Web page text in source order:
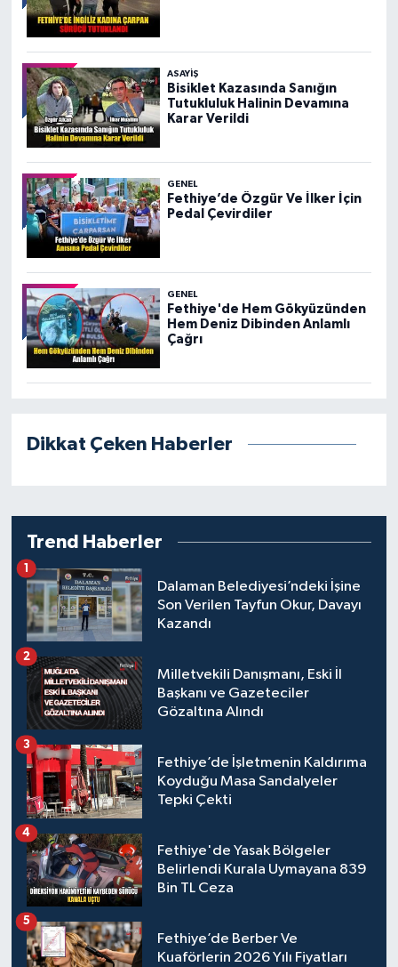
ASAYIŞ
Bisiklet Kazasında Sanığın
Tutukluluk Halinin Devamına
Karar Verildi
GENEL
Fethiye’de Özgür Ve İlker İçin
Pedal Çevirdiler
GENEL
Fethiye'de Hem Gökyüzünden
Hem Deniz Dibinden Anlamlı
Çağrı
Dikkat Çeken Haberler
Trend Haberler
Dalaman Belediyesi’ndeki İşine
Son Verilen Tayfun Okur, Davayı
Kazandı
1
Milletvekili Danışmanı, Eski İl
Başkanı ve Gazeteciler
Gözaltına Alındı
2
Fethiye’de İşletmenin Kaldırıma
Koyduğu Masa Sandalyeler
Tepki Çekti
3
Fethiye'de Yasak Bölgeler
Belirlendi Kurala Uymayana 839
Bin TL Ceza
4
Fethiye’de Berber Ve
Kuaförlerin 2026 Yılı Fiyatları
5